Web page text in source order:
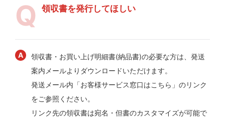
領収書を発行してほしい
領収書・お買い上げ明細書(納品書)の必要な方は、発送
案内メールよりダウンロードいただけます。
発送メール内「お客様サービス窓口はこちら」のリンク
をご参照ください。
リンク先の領収書は宛名・但書のカスタマイズが可能で